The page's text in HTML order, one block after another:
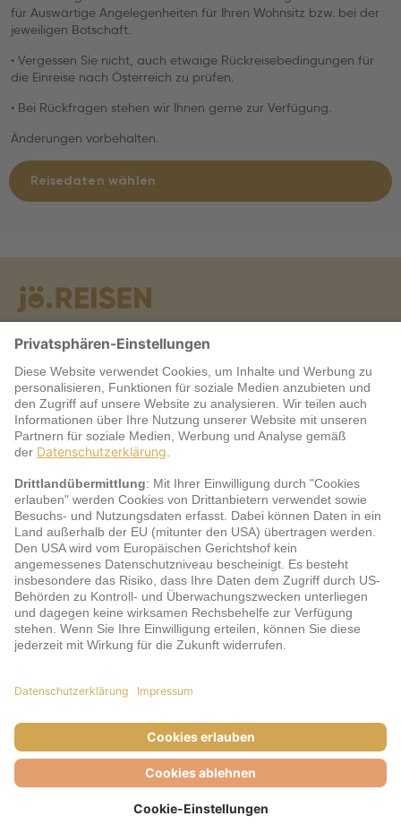
für Auswärtige Angelegenheiten für Ihren Wohnsitz bzw. bei der
jeweiligen Botschaft.
• Vergessen Sie nicht, auch etwaige Rückreisebedingungen für
die Einreise nach Österreich zu prüfen.
• Bei Rückfragen stehen wir Ihnen gerne zur Verfügung.
Änderungen vorbehalten.
Reisedaten wählen
Warum jö?
Service
jö Bonus Club Partner
Zahlungsarten & Sicherheit
AGB
Datenschutz